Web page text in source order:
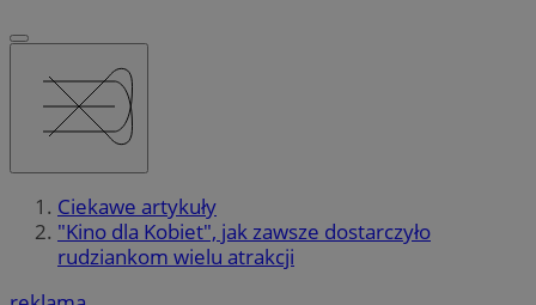
Ciekawe artykuły
"Kino dla Kobiet", jak zawsze dostarczyło
rudziankom wielu atrakcji